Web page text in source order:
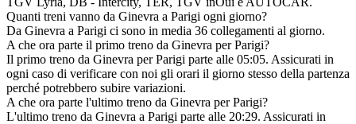
Quanti treni vanno da Ginevra a Parigi ogni giorno?
Da Ginevra a Parigi ci sono in media 36 collegamenti al giorno.
A che ora parte il primo treno da Ginevra per Parigi?
Il primo treno da Ginevra per Parigi parte alle 05:05. Assicurati in
ogni caso di verificare con noi gli orari il giorno stesso della partenza
perché potrebbero subire variazioni.
A che ora parte l'ultimo treno da Ginevra per Parigi?
L'ultimo treno da Ginevra a Parigi parte alle 20:29. Assicurati in